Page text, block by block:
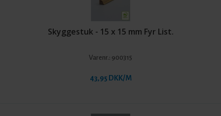
Skyggestuk - 15 x 15 mm Fyr List.
Varenr.: 900315
43,95 DKK/M